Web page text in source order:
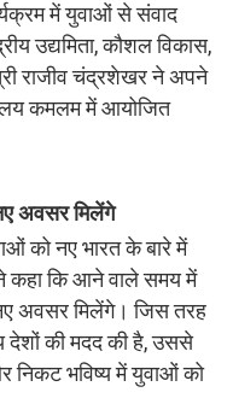
में युवाओं से संवाद
उद्यमिता, कौशल विकास,
राजीव चंद्रशेखर ने अपने
कमलम में आयोजित
अवसर मिलेंगे
को नए भारत के बारे में
कहा कि आने वाले समय में
अवसर मिलेंगे। जिस तरह
देशों की मदद की है, उससे
निकट भविष्य में युवाओं को